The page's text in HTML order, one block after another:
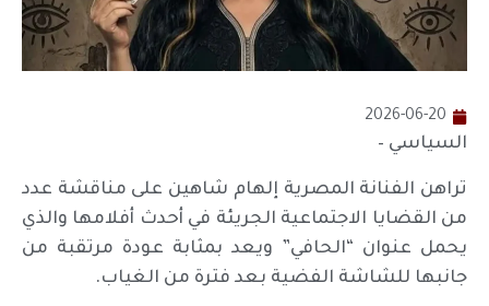
2026-06-20
السياسي –
تراهن الفنانة المصرية إلهام شاهين على مناقشة عدد
من القضايا الاجتماعية الجريئة في أحدث أفلامها والذي
يحمل عنوان “الحافي” ويعد بمثابة عودة مرتقبة من
جانبها للشاشة الفضية بعد فترة من الغياب.